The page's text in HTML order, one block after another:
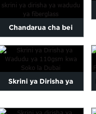
Chandarua cha bei
nafuu cha kuzuia maji...
Skrini ya Dirisha ya